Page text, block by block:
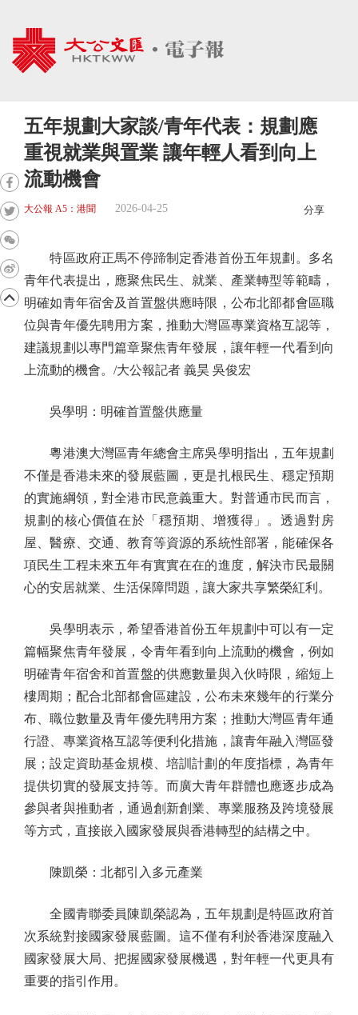
五年規劃大家談/青年代表：規劃應
重視就業與置業 讓年輕人看到向上
流動機會
大公報 A5：港聞 2026-04-25 分享
特區政府正馬不停蹄制定香港首份五年規劃。多名
青年代表提出，應聚焦民生、就業、產業轉型等範疇，
明確如青年宿舍及首置盤供應時限，公布北部都會區職
位與青年優先聘用方案，推動大灣區專業資格互認等，
建議規劃以專門篇章聚焦青年發展，讓年輕一代看到向
上流動的機會。/大公報記者 義昊 吳俊宏
吳學明：明確首置盤供應量
粵港澳大灣區青年總會主席吳學明指出，五年規劃
不僅是香港未來的發展藍圖，更是扎根民生、穩定預期
的實施綱領，對全港市民意義重大。對普通市民而言，
規劃的核心價值在於「穩預期、增獲得」。透過對房
屋、醫療、交通、教育等資源的系統性部署，能確保各
項民生工程未來五年有實實在在的進度，解決市民最關
心的安居就業、生活保障問題，讓大家共享繁榮紅利。
吳學明表示，希望香港首份五年規劃中可以有一定
篇幅聚焦青年發展，令青年看到向上流動的機會，例如
明確青年宿舍和首置盤的供應數量與入伙時限，縮短上
樓周期；配合北部都會區建設，公布未來幾年的行業分
布、職位數量及青年優先聘用方案；推動大灣區青年通
行證、專業資格互認等便利化措施，讓青年融入灣區發
展；設定資助基金規模、培訓計劃的年度指標，為青年
提供切實的發展支持等。而廣大青年群體也應逐步成為
參與者與推動者，通過創新創業、專業服務及跨境發展
等方式，直接嵌入國家發展與香港轉型的結構之中。
陳凱榮：北都引入多元產業
全國青聯委員陳凱榮認為，五年規劃是特區政府首
次系統對接國家發展藍圖。這不僅有利於香港深度融入
國家發展大局、把握國家發展機遇，對年輕一代更具有
重要的指引作用。